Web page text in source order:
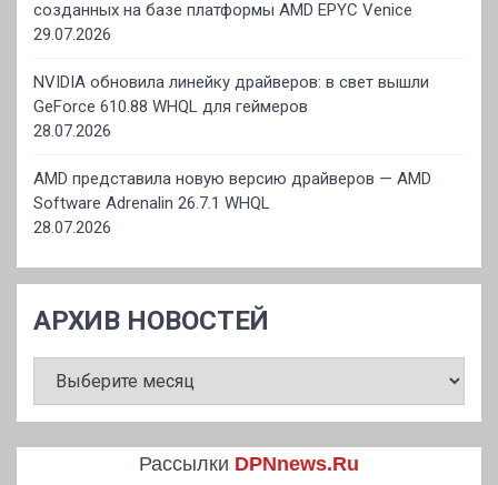
созданных на базе платформы AMD EPYC Venice
29.07.2026
NVIDIA обновила линейку драйверов: в свет вышли
GeForce 610.88 WHQL для геймеров
28.07.2026
AMD представила новую версию драйверов — AMD
Software Adrenalin 26.7.1 WHQL
28.07.2026
АРХИВ НОВОСТЕЙ
НОВОСТЕЙ
Рассылки DPNnews.Ru